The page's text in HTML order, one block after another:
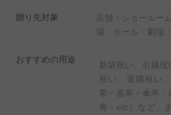
贈り先対象
店舗・ショールー
場・ホール・劇場
おすすめの用途
新築祝い、引越
祝い、退職祝い
希・喜寿・傘寿
寿・etc）など、